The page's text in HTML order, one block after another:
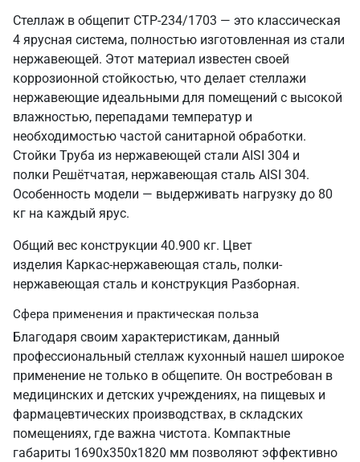
Стеллаж в общепит СТР-234/1703 — это классическая
4 ярусная система, полностью изготовленная из стали
нержавеющей. Этот материал известен своей
коррозионной стойкостью, что делает стеллажи
нержавеющие идеальными для помещений с высокой
влажностью, перепадами температур и
необходимостью частой санитарной обработки.
Стойки Труба из нержавеющей стали AISI 304 и
полки Решётчатая, нержавеющая сталь AISI 304.
Особенность модели — выдерживать нагрузку до 80
кг на каждый ярус.
Общий вес конструкции 40.900 кг. Цвет
изделия Каркас-нержавеющая сталь, полки-
нержавеющая сталь и конструкция Разборная.
Сфера применения и практическая польза
Благодаря своим характеристикам, данный
профессиональный стеллаж кухонный нашел широкое
применение не только в общепите. Он востребован в
медицинских и детских учреждениях, на пищевых и
фармацевтических производствах, в складских
помещениях, где важна чистота. Компактные
габариты 1690х350х1820 мм позволяют эффективно